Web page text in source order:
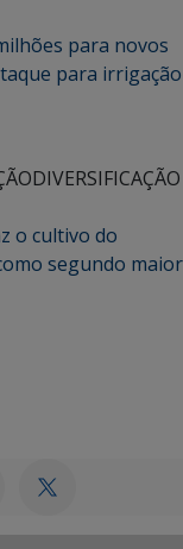
para novos
para irrigação
DIVERSIFICAÇÃO
o cultivo do
segundo maior